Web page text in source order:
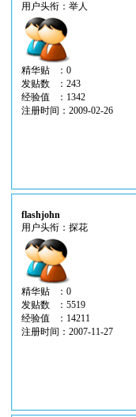
用户头衔：举人
精华贴 ：0
发贴数 ：243
经验值 ：1342
注册时间：2009-02-26
flashjohn
用户头衔：探花
精华贴 ：0
发贴数 ：5519
经验值 ：14211
注册时间：2007-11-27